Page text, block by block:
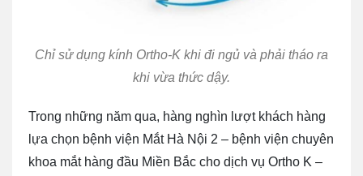
Chỉ sử dụng kính Ortho-K khi đi ngủ và phải tháo ra
khi vừa thức dậy.
Trong những năm qua, hàng nghìn lượt khách hàng
lựa chọn bệnh viện Mắt Hà Nội 2 – bệnh viện chuyên
khoa mắt hàng đầu Miền Bắc cho dịch vụ Ortho K –